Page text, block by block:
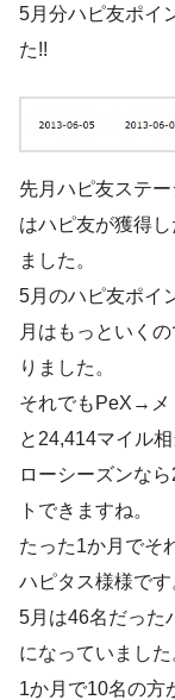
5月分ハピ友ポイ
た!!
先月ハピ友ステ
はハピ友が獲得
ました。
5月のハピ友ポイ
月はもっといく
りました。
それでもPeX→メ
と24,414マイル相
ローシーズンな
トできますね。
たった1か月でそ
ハピタス様様です
5月は46名だった
になっていました
1か月で10名の方